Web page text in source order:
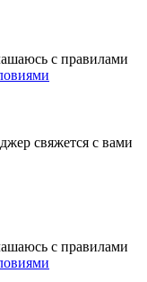
с правилами
свяжется с вами
с правилами